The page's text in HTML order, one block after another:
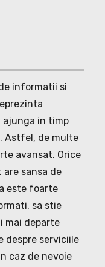
informatii si
ajunga in timp
Astfel, de multe
avansat. Orice
sansa de
este foarte
sa stie
mai departe
despre serviciile
caz de nevoie